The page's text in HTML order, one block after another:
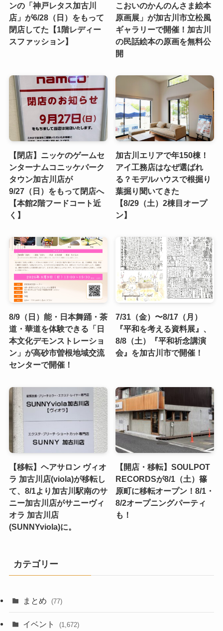
ンの「神戸レタス加古川
店」が6/28（日）をもって
閉店してた【1階レディー
スファッション】
こおいのかんのんさま絵本
原画展」が加古川市立松風
ギャラリーで開催！加古川
の民話絵本の原画を無料公
開
【閉店】ニッケのゲームセ
ンターナムコニッケパーク
タウン加古川店が
9/27（日）をもって閉店へ
【本館2階フードコート近
く】
加古川エリアで年150棟！
アイ工務店はなぜ選ばれ
る？モデルハウスで根掘り
葉掘り聞いてきた
【8/29（土）2棟目オープ
ン】
8/9（日）能・日本舞踊・茶
道・華道を体験できる「日
本文化デモンストレーショ
ン」が高砂市曽根地域交流
センターで開催！
7/31（金）〜8/17（月）
『平和を考える資料展』、
8/8（土）『平和祈念講演
会』を加古川市で開催！
【移転】ヘアサロン ヴィオ
ラ 加古川店(viola)が移転し
て、8/1より加古川駅南のサ
ニー加古川店がサニーヴィ
オラ 加古川店
(SUNNYviola)に。
【開店・移転】SOULPOT
RECORDSが8/1（土）篠
原町に移転オープン！8/1・
8/2オープニングパーティ
も！
カテゴリー
まとめ (77)
イベント (1,672)